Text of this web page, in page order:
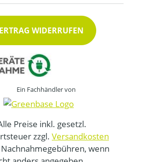
WIDERRUFEN
Ein Fachhändler von
Preise inkl. gesetzl.
zzgl. Versandkosten
wenn